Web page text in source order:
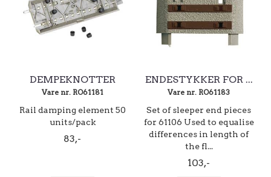
DEMPEKNOTTER
Vare nr. RO61181
Rail damping element 50
units/pack
83,-
ENDESTYKKER FOR ...
Vare nr. RO61183
Set of sleeper end pieces
for 61106 Used to equalise
differences in length of
the fl...
103,-